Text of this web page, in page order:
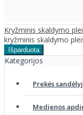
Kryžminis skaldymo
kryžminis skaldymo
Kategorijos
Prekės
Medienos